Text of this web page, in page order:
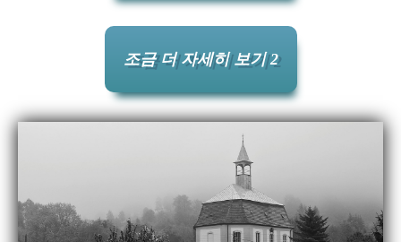
조금 더 자세히 보기 2